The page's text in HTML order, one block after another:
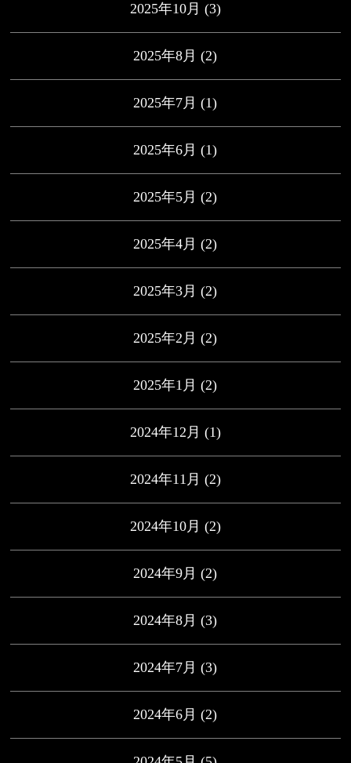
2025年10月 (3)
2025年8月 (2)
2025年7月 (1)
2025年6月 (1)
2025年5月 (2)
2025年4月 (2)
2025年3月 (2)
2025年2月 (2)
2025年1月 (2)
2024年12月 (1)
2024年11月 (2)
2024年10月 (2)
2024年9月 (2)
2024年8月 (3)
2024年7月 (3)
2024年6月 (2)